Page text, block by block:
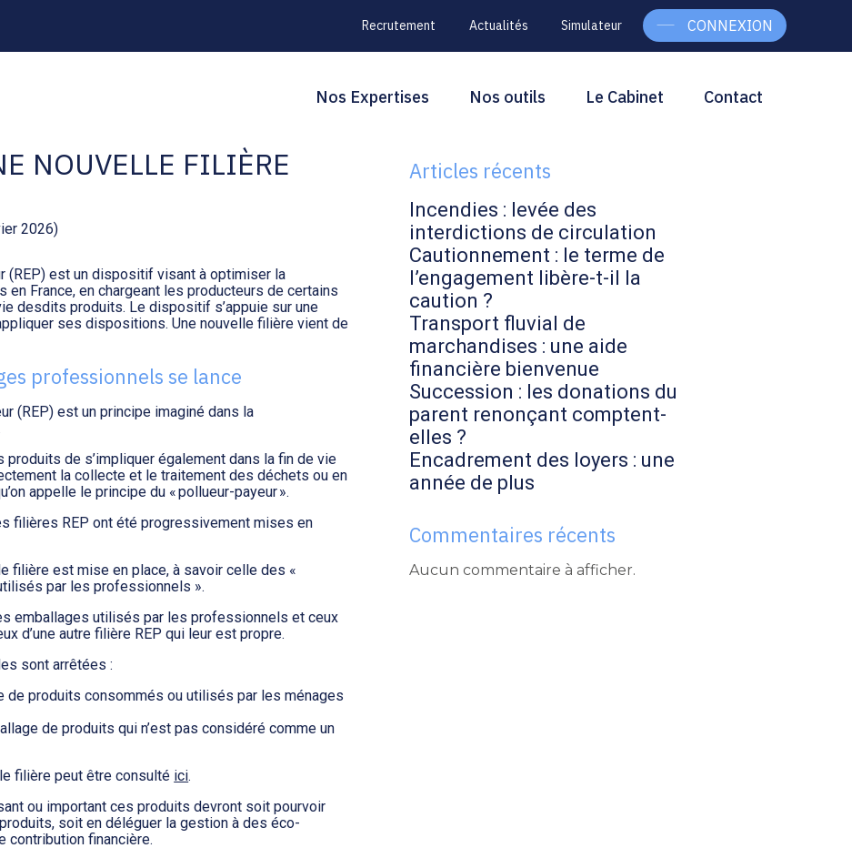
Recrutement Actualités Simulateur CONNEXION
Principal
Nos Expertises Nos outils Le Cabinet Contact
NOUVELLE FILIÈRE
2026)
(REP) est un dispositif visant à optimiser la
France, en chargeant les producteurs de certains
desdits produits. Le dispositif s’appuie sur une
ses dispositions. Une nouvelle filière vient de
professionnels se lance
(REP) est un principe imaginé dans la
de s’impliquer également dans la fin de vie
la collecte et le traitement des déchets ou en
appelle le principe du « pollueur-payeur ».
filières REP ont été progressivement mises en
filière est mise en place, à savoir celle des «
par les professionnels ».
emballages utilisés par les professionnels et ceux
d’une autre filière REP qui leur est propre.
sont arrêtées :
de produits consommés ou utilisés par les ménages
de produits qui n’est pas considéré comme un
filière peut être consulté ici.
ou important ces produits devront soit pourvoir
soit en déléguer la gestion à des éco-
contribution financière.
Blog
Rechercher
Articles récents
Incendies : levée des
interdictions de circulation
Cautionnement : le terme de
l’engagement libère-t-il la
caution ?
Transport fluvial de
marchandises : une aide
financière bienvenue
Succession : les donations du
parent renonçant comptent-
elles ?
Encadrement des loyers : une
année de plus
Commentaires récents
Aucun commentaire à afficher.